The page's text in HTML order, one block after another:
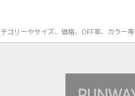
リーやサイズ、価格、OFF率、カラー